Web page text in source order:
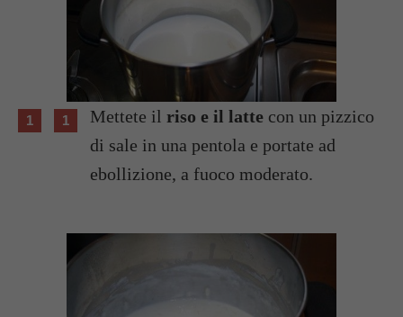
Mettete il riso e il latte con un pizzico
di sale in una pentola e portate ad
ebollizione, a fuoco moderato.